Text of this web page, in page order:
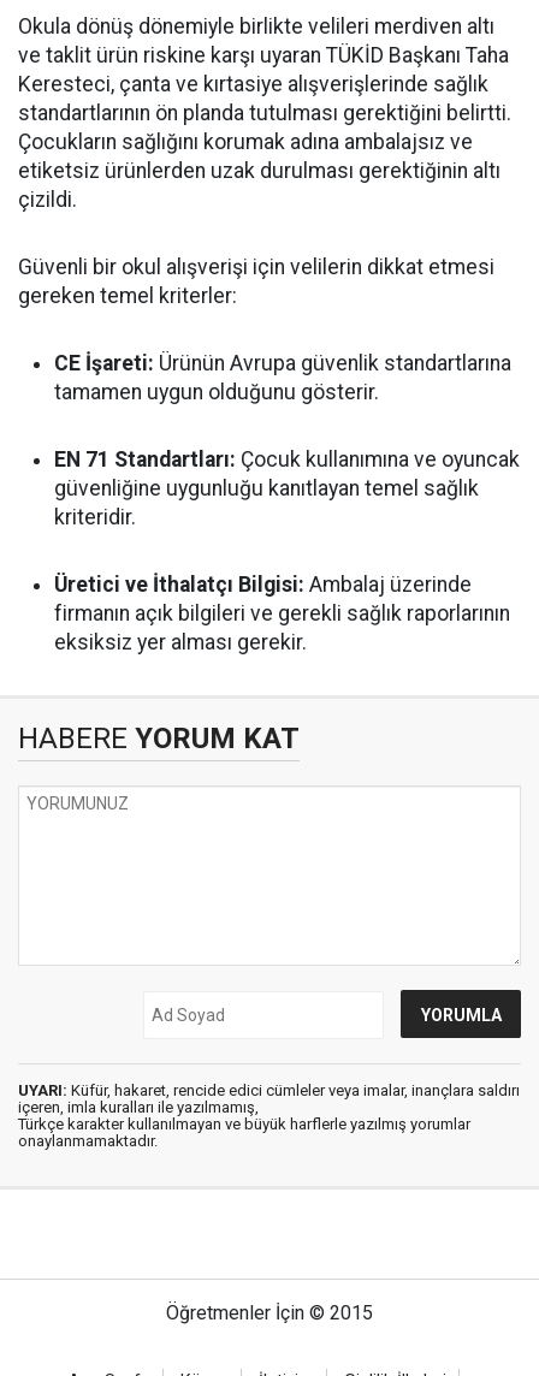
Okula dönüş dönemiyle birlikte velileri merdiven altı
ve taklit ürün riskine karşı uyaran TÜKİD Başkanı Taha
Keresteci, çanta ve kırtasiye alışverişlerinde sağlık
standartlarının ön planda tutulması gerektiğini belirtti.
Çocukların sağlığını korumak adına ambalajsız ve
etiketsiz ürünlerden uzak durulması gerektiğinin altı
çizildi.
Güvenli bir okul alışverişi için velilerin dikkat etmesi
gereken temel kriterler:
CE İşareti: Ürünün Avrupa güvenlik standartlarına
tamamen uygun olduğunu gösterir.
EN 71 Standartları: Çocuk kullanımına ve oyuncak
güvenliğine uygunluğu kanıtlayan temel sağlık
kriteridir.
Üretici ve İthalatçı Bilgisi: Ambalaj üzerinde
firmanın açık bilgileri ve gerekli sağlık raporlarının
eksiksiz yer alması gerekir.
HABERE YORUM KAT
UYARI: Küfür, hakaret, rencide edici cümleler veya imalar, inançlara saldırı
içeren, imla kuralları ile yazılmamış,
Türkçe karakter kullanılmayan ve büyük harflerle yazılmış yorumlar
onaylanmamaktadır.
Öğretmenler İçin © 2015